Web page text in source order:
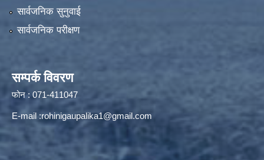
सार्वजनिक सुनुवाई
सार्वजनिक परीक्षण
सम्पर्क विवरण
फोन : 071-411047
E-mail :rohinigaupalika1@gmail.com